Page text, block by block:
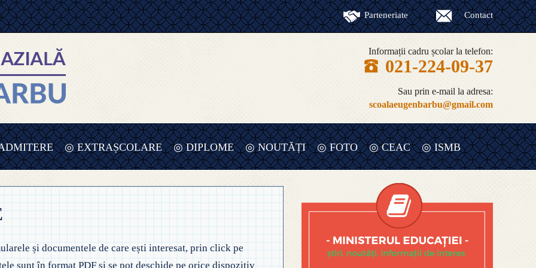
Parteneriate Contact
Informații cadru școlar la telefon:
021-224-09-37
Sau prin e-mail la adresa:
scoalaeugenbarbu@gmail.com
PRIVIND ÎNSCRIEREA ÎN
2025-2026
◎ EXTRAȘCOLARE
◎ SĂPTĂMÂNA VERDE –
ÎNVĂȚĂMÂNT PREȘCOLAR
◎ DIPLOME ◎ NOUTĂȚI ◎ FOTO ◎ CEAC
INTERNA
◎ ISMB
și documentele de care ești interesat, prin click pe
sunt în format PDF și se pot deschide pe orice dispozitiv